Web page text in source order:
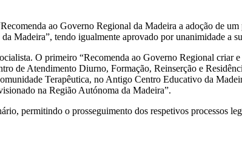
ao Governo Regional da Madeira a adoção de um
Madeira”, tendo igualmente aprovado por unanimidade a
O primeiro “Recomenda ao Governo Regional criar
de Atendimento Diurno, Formação, Reinserção e
Terapêutica, no Antigo Centro Educativo da
na Região Autónoma da Madeira”.
permitindo o prosseguimento dos respetivos processos